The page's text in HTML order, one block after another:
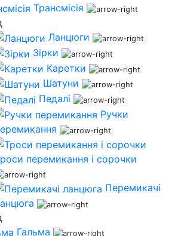
Трансмісія
Ланцюги
Зірки
Каретки
Шатуни
Педалі
Ручки
перемикання і сорочки
Перемикачі
Гальма